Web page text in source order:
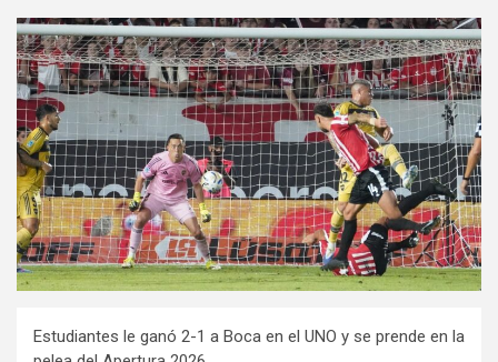
Estudiantes le ganó 2-1 a Boca en el UNO y se prende en la